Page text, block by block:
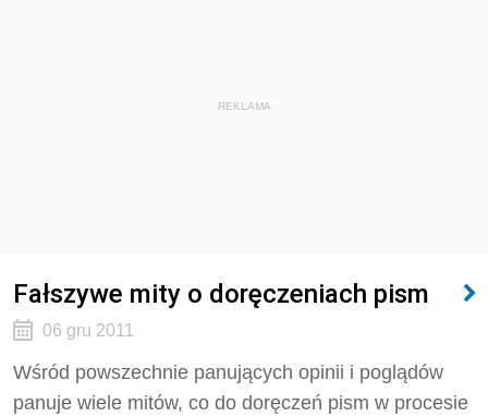
REKLAMA
Fałszywe mity o doręczeniach pism
06 gru 2011
Wśród powszechnie panujących opinii i poglądów
panuje wiele mitów, co do doręczeń pism w procesie